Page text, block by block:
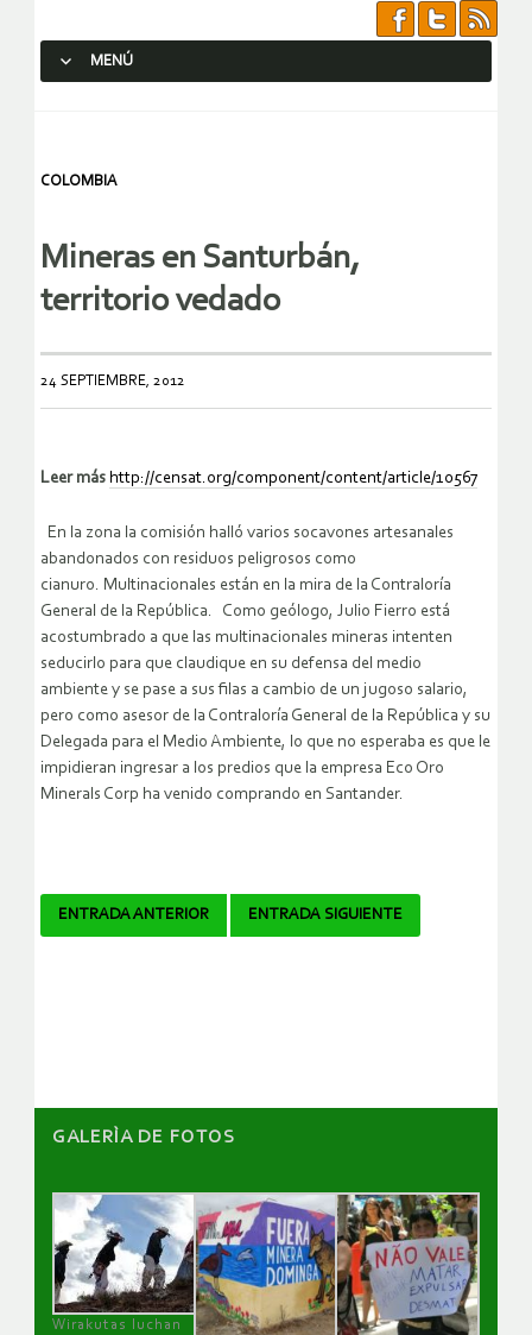
MENÚ
COLOMBIA
Mineras en Santurbán,
territorio vedado
24 SEPTIEMBRE, 2012
Leer más http://censat.org/component/content/article/10567
En la zona la comisión halló varios socavones artesanales
abandonados con residuos peligrosos como
cianuro. Multinacionales están en la mira de la Contraloría
General de la República. Como geólogo, Julio Fierro está
acostumbrado a que las multinacionales mineras intenten
seducirlo para que claudique en su defensa del medio
ambiente y se pase a sus filas a cambio de un jugoso salario,
pero como asesor de la Contraloría General de la República y su
Delegada para el Medio Ambiente, lo que no esperaba es que le
impidieran ingresar a los predios que la empresa Eco Oro
Minerals Corp ha venido comprando en Santander.
Navegador
ENTRADA ANTERIOR ENTRADA SIGUIENTE
GALERÌA DE FOTOS
Wirakutas luchan